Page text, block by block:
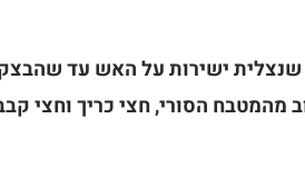
שנצלית ישירות על האש עד
הסורי, חצי כריך וחצי